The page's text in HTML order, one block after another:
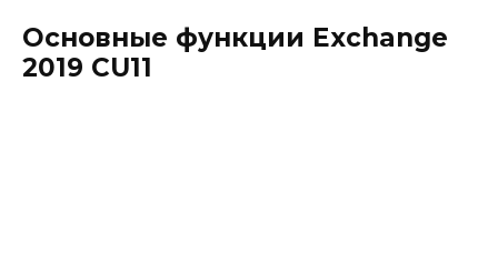
Основные функции Exchange
2019 CU11